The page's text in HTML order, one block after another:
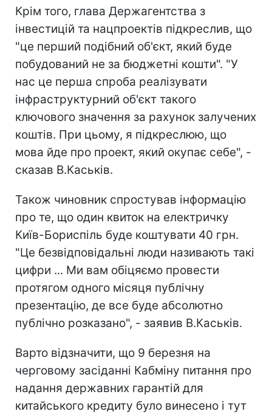
Крім того, глава Держагентства з
інвестицій та нацпроектів підкреслив, що
"це перший подібний об'єкт, який буде
побудований не за бюджетні кошти". "У
нас це перша спроба реалізувати
інфраструктурний об'єкт такого
ключового значення за рахунок залучених
коштів. При цьому, я підкреслюю, що
мова йде про проект, який окупає себе", -
сказав В.Каськів.
Також чиновник спростував інформацію
про те, що один квиток на електричку
Київ-Бориспіль буде коштувати 40 грн.
"Це безвідповідальні люди називають такі
цифри ... Ми вам обіцяємо провести
протягом одного місяця публічну
презентацію, де все буде абсолютно
публічно розказано", - заявив В.Каськів.
Варто відзначити, що 9 березня на
черговому засіданні Кабміну питання про
надання державних гарантій для
китайського кредиту було винесено і тут